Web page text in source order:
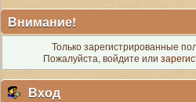
Внимание!
Только зарегистрированные
Пожалуйста, войдите или
Вход